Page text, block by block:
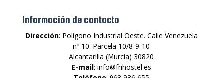
Información de contacto
Dirección: Polígono Industrial Oeste. Calle Venezuela
nº 10. Parcela 10/8-9-10
Alcantarilla (Murcia) 30820
E-mail: info@frihostel.es